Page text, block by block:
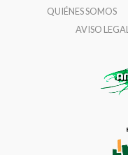
QUIÉNES SOMOS
AVISO LEGAL